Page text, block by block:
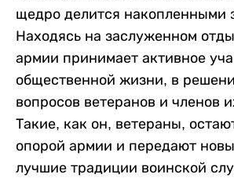
щедро делится накопленными
Находясь на заслуженном
армии принимает активное
общественной жизни, в
вопросов ветеранов и членов
Такие, как он, ветераны,
опорой армии и передают
лучшие традиции воинской